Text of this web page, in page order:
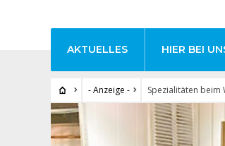
AKTUELLES HIER BEI
- Anzeige - Spezialitäten beim